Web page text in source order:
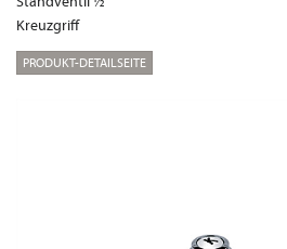
Kreuzgriff
PRODUKT-DETAILSEITE